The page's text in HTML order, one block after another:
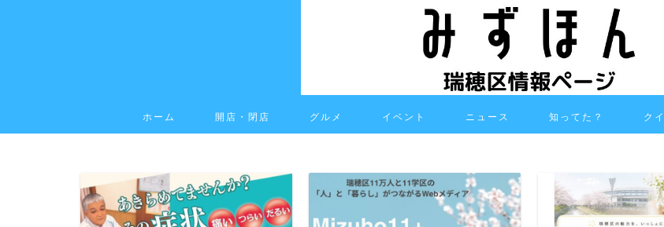
ホーム 開店・閉店 グルメ イベント ニュース 知ってた？ ク